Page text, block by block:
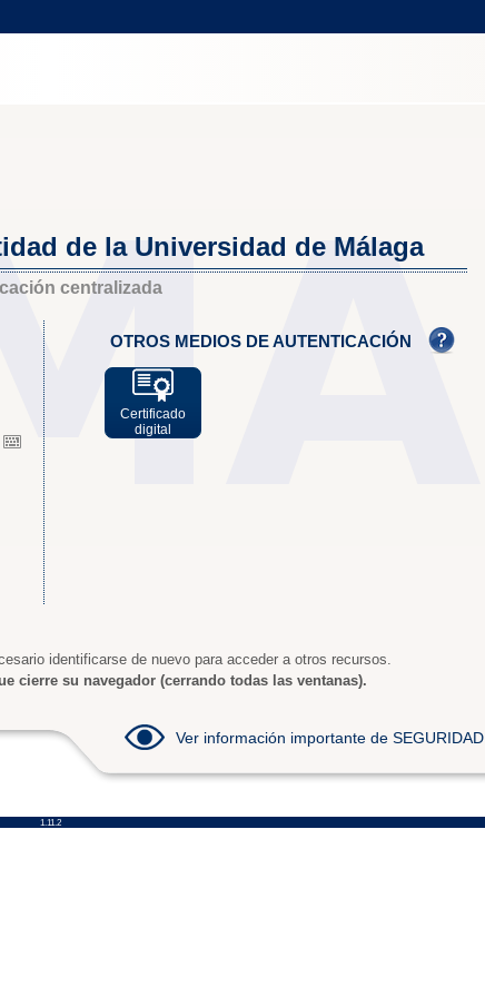
de la Universidad de Málaga
centralizada
OTROS MEDIOS DE AUTENTICACIÓN
Certificado
digital
identificarse de nuevo para acceder a otros recursos.
cierre su navegador (cerrando todas las ventanas).
Ver información importante de SEGURIDAD
1.11.2